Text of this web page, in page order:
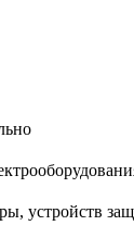
устройств